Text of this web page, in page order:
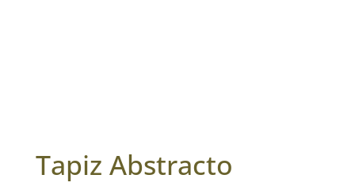
Tapiz Abstracto